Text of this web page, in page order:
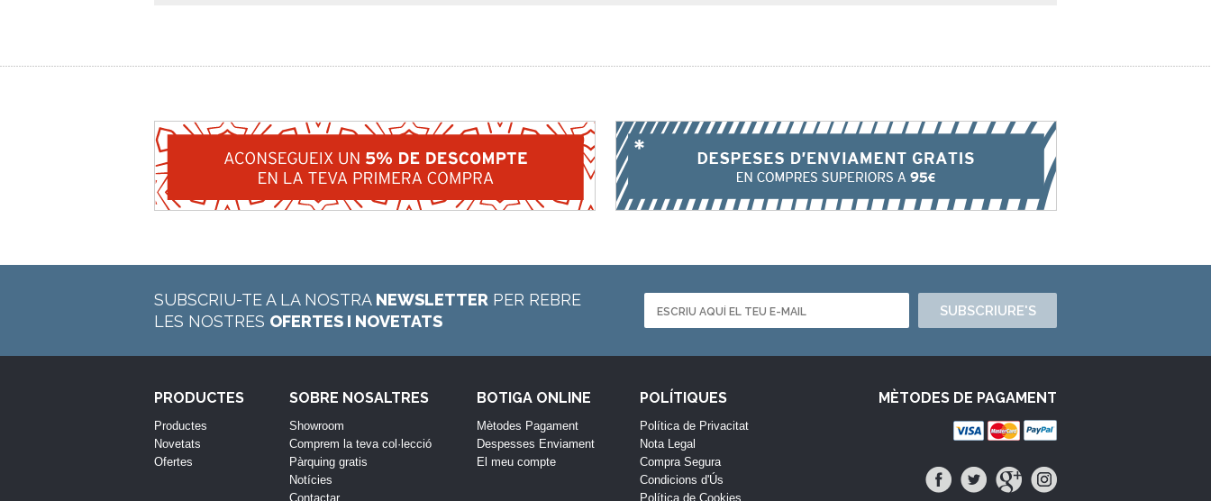
SUBSCRIU-TE A LA NOSTRA NEWSLETTER PER REBRE
LES NOSTRES OFERTES I NOVETATS
SUBSCRIURE'S
PRODUCTES
Productes
Novetats
Ofertes
SOBRE NOSALTRES
Showroom
Comprem la teva col·lecció
Pàrquing gratis
Notícies
Contactar
BOTIGA ONLINE
Mètodes Pagament
Despesses Enviament
El meu compte
POLÍTIQUES
Política de Privacitat
Nota Legal
Compra Segura
Condicions d'Ús
Política de Cookies
MÈTODES DE PAGAMENT